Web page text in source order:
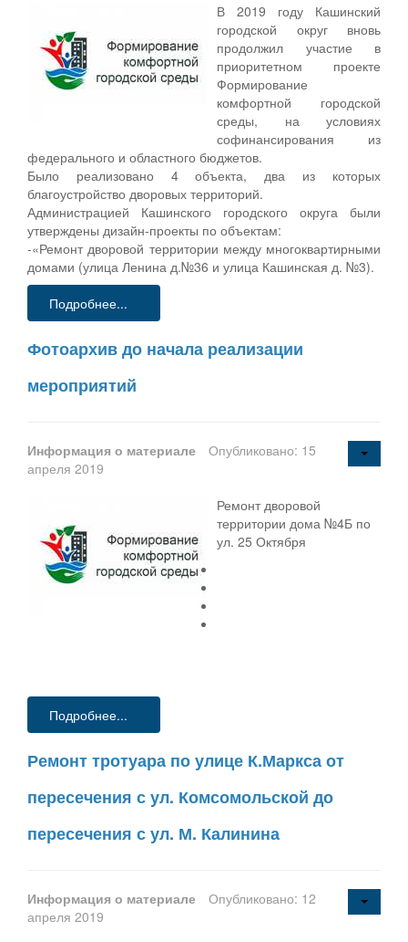
В 2019 году Кашинский
городской округ вновь
продолжил участие в
приоритетном проекте
Формирование
комфортной городской
среды, на условиях
софинансирования из
федерального и областного бюджетов.
Было реализовано 4 объекта, два из которых
благоустройство дворовых территорий.
Администрацией Кашинского городского округа были
утверждены дизайн-проекты по объектам:
-«Ремонт дворовой территории между многоквартирными
домами (улица Ленина д.№36 и улица Кашинская д. №3).
Подробнее...
Фотоархив до начала реализации
мероприятий
Информация о материале
Опубликовано: 15
апреля 2019
Ремонт дворовой
территории дома №4Б по
ул. 25 Октября
Подробнее...
Ремонт тротуара по улице К.Маркса от
пересечения с ул. Комсомольской до
пересечения с ул. М. Калинина
Информация о материале
Опубликовано: 12
апреля 2019